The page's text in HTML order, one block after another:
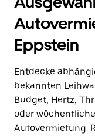
Eppstein
Entdecke
bekannten
Budget, Hertz,
oder
Autovermietung.